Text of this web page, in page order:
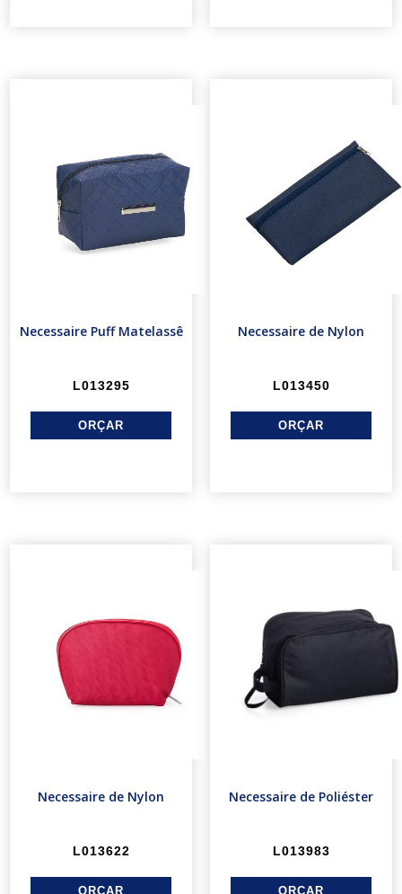
Necessaire Puff Matelassê
L013295
Necessaire de Nylon
L013450
Necessaire de Nylon
L013622
Necessaire de Poliéster
L013983